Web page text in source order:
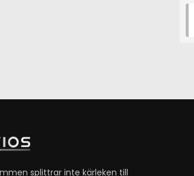
splittrar inte kärleken till